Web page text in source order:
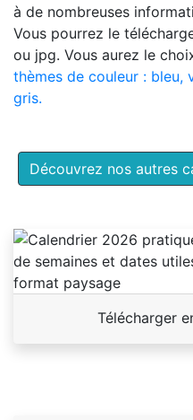
à de nombreuses
Vous pourrez le
ou jpg. Vous aurez le
thèmes de couleur : bleu,
gris.
Découvrez nos autres
Télécharger